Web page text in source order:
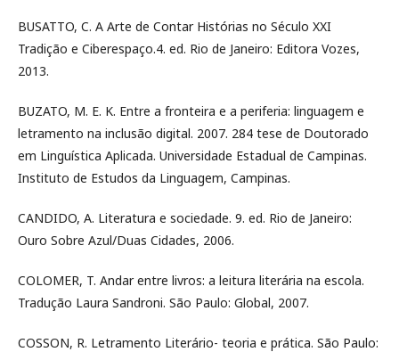
BUSATTO, C. A Arte de Contar Histórias no Século XXI
Tradição e Ciberespaço.4. ed. Rio de Janeiro: Editora Vozes,
2013.
BUZATO, M. E. K. Entre a fronteira e a periferia: linguagem e
letramento na inclusão digital. 2007. 284 tese de Doutorado
em Linguística Aplicada. Universidade Estadual de Campinas.
Instituto de Estudos da Linguagem, Campinas.
CANDIDO, A. Literatura e sociedade. 9. ed. Rio de Janeiro:
Ouro Sobre Azul/Duas Cidades, 2006.
COLOMER, T. Andar entre livros: a leitura literária na escola.
Tradução Laura Sandroni. São Paulo: Global, 2007.
COSSON, R. Letramento Literário- teoria e prática. São Paulo: